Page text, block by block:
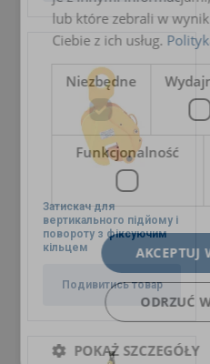
Маркування:
Температурний
Стандарт:
Затискач для
вертикального підйому і
повороту з фіксуючим
кільцем
Подивитись товар
lub które zebrali w
Ciebie z ich usług.
Niezbędne
Funkcjonalność
AKCEPTUJ
ODRZUĆ
POKAŻ SZCZEGÓŁY